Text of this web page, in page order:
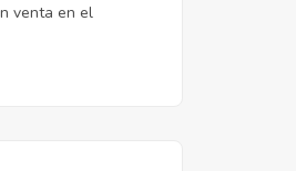
venta en el